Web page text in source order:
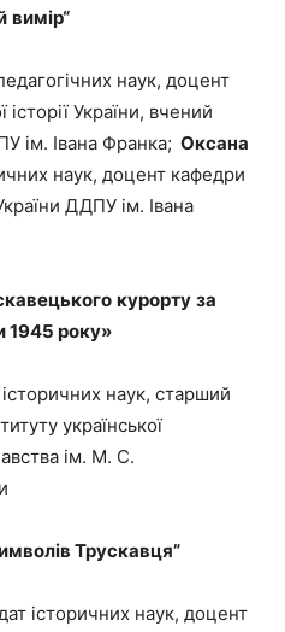
вимір“
наук, доцент
України, вчений
ім. Івана Франка; Оксана
наук, доцент кафедри
ДДПУ ім. Івана
курорту за
1945 року»
наук, старший
української
ім. М. С.
Трускавця”
історичних наук, доцент